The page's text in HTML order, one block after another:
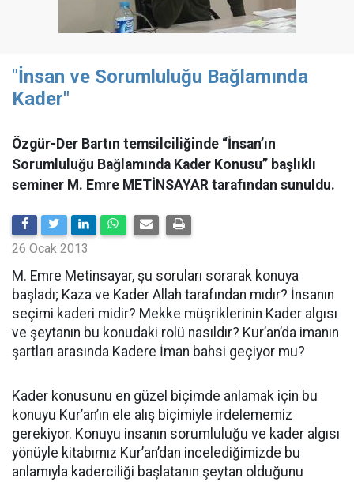
"İnsan ve Sorumluluğu Bağlamında
Kader"
Özgür-Der Bartın temsilciliğinde “İnsan’ın
Sorumluluğu Bağlamında Kader Konusu’’ başlıklı
seminer M. Emre METİNSAYAR tarafından sunuldu.
26 Ocak 2013
M. Emre Metinsayar, şu soruları sorarak konuya
başladı; Kaza ve Kader Allah tarafından mıdır? İnsanın
seçimi kaderi midir? Mekke müşriklerinin Kader algısı
ve şeytanın bu konudaki rolü nasıldır? Kur’an’da imanın
şartları arasında Kadere İman bahsi geçiyor mu?
Kader konusunu en güzel biçimde anlamak için bu
konuyu Kur’an’ın ele alış biçimiyle irdelememiz
gerekiyor. Konuyu insanın sorumluluğu ve kader algısı
yönüyle kitabımız Kur’an’dan incelediğimizde bu
anlamıyla kaderciliği başlatanın şeytan olduğunu